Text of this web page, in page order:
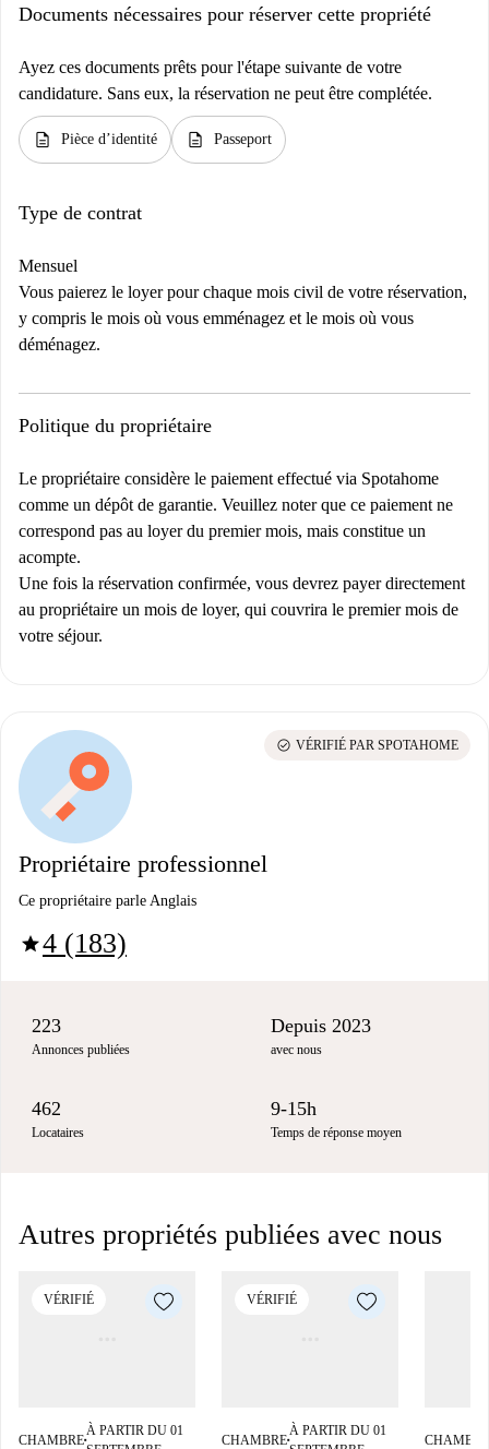
Documents nécessaires pour réserver cette propriété
Ayez ces documents prêts pour l'étape suivante de votre
candidature. Sans eux, la réservation ne peut être complétée.
description Pièce d’identité description Passeport
Type de contrat
Mensuel
Vous paierez le loyer pour chaque mois civil de votre réservation,
y compris le mois où vous emménagez et le mois où vous
déménagez.
Politique du propriétaire
Le propriétaire considère le paiement effectué via Spotahome
comme un dépôt de garantie. Veuillez noter que ce paiement ne
correspond pas au loyer du premier mois, mais constitue un
acompte.
Une fois la réservation confirmée, vous devrez payer directement
au propriétaire un mois de loyer, qui couvrira le premier mois de
votre séjour.
Propriétaire professionnel
Ce propriétaire parle Anglais
star4 (183)
check_circle VÉRIFIÉ PAR SPOTAHOME
223
Annonces publiées
Depuis 2023
avec nous
462
Locataires
9-15h
Temps de réponse moyen
Autres propriétés publiées avec nous
VÉRIFIÉ
CHAMBRE■
À PARTIR DU 01
VÉRIFIÉ
CHAMBRE■
À PARTIR DU 01
CHAMBRE